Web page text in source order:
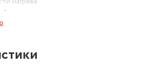
установки
корпуса